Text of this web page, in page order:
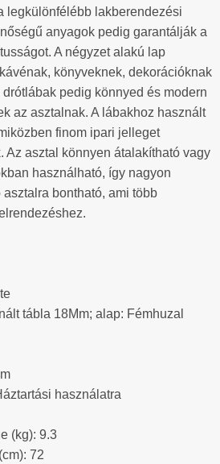
legkülönfélébb lakberendezési
anyagok pedig garantálják a
A négyzet alakú lap
könyveknek, dekorációknak
pedig könnyed és modern
az asztalnak. A lábakhoz használt
finom ipari jelleget
Az asztal könnyen átalakítható vagy
használható, így nagyon
bontható, ami több
tábla 18Mm; alap: Fémhuzal
használatra
(kg): 9.3
72